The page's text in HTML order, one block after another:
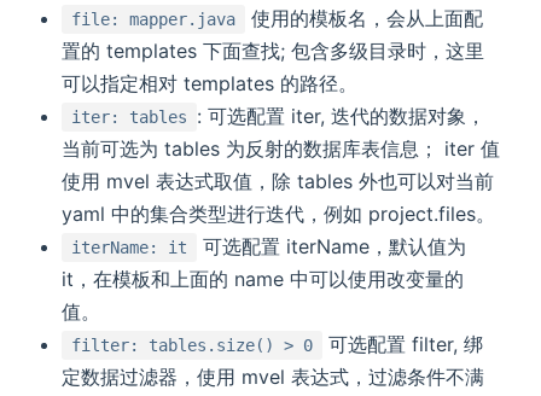
file: mapper.java
使用的模板名，会从上面配
置的 templates 下面查找; 包含多级目录时，这里
可以指定相对 templates 的路径。
iter: tables
: 可选配置 iter, 迭代的数据对象，
当前可选为 tables 为反射的数据库表信息； iter 值
使用 mvel 表达式取值，除 tables 外也可以对当前
yaml 中的集合类型进行迭代，例如 project.files。
iterName: it
可选配置 iterName，默认值为
it，在模板和上面的 name 中可以使用改变量的
值。
filter: tables.size() > 0
可选配置 filter, 绑
定数据过滤器，使用 mvel 表达式，过滤条件不满